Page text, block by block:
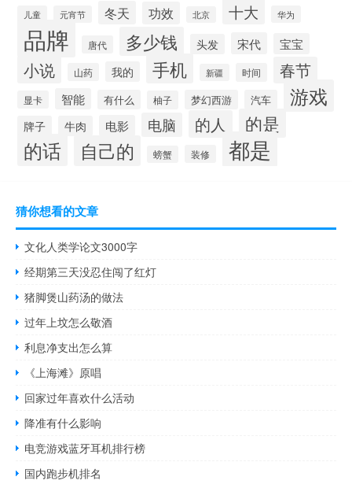
儿童 元宵节 冬天 功效 北京 十大 华为
品牌 唐代 多少钱 头发 宋代 宝宝
小说 山药 我的 手机 新疆 时间 春节
显卡 智能 有什么 柚子 梦幻西游 汽车 游戏
牌子 牛肉 电影 电脑 的人 的是
的话 自己的 螃蟹 装修 都是
猜你想看的文章
文化人类学论文3000字
经期第三天没忍住闯了红灯
猪脚煲山药汤的做法
过年上坟怎么敬酒
利息净支出怎么算
《上海滩》原唱
回家过年喜欢什么活动
降准有什么影响
电竞游戏蓝牙耳机排行榜
国内跑步机排名